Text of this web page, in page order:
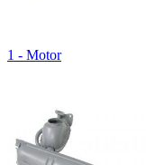
1 - Motor